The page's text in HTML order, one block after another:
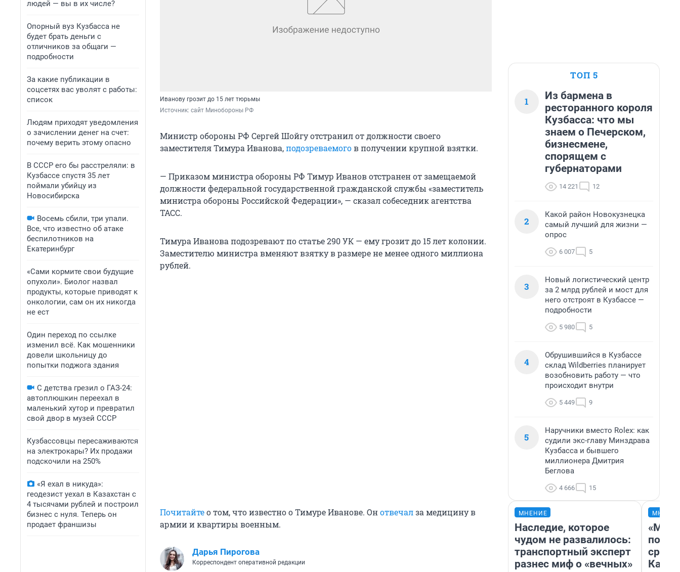
людей — вы в их числе?
Опорный вуз Кузбасса не
будет брать деньги с
отличников за общаги —
подробности
За какие публикации в
соцсетях вас уволят с работы:
список
Людям приходят уведомления
о зачислении денег на счет:
почему верить этому опасно
В СССР его бы расстреляли: в
Кузбассе спустя 35 лет
поймали убийцу из
Новосибирска
Восемь сбили, три упали.
Все, что известно об атаке
беспилотников на
Екатеринбург
«Сами кормите свои будущие
опухоли». Биолог назвал
продукты, которые приводят к
онкологии, сам он их никогда
не ест
Один переход по ссылке
изменил всё. Как мошенники
довели школьницу до
попытки поджога здания
С детства грезил о ГАЗ-24:
автоплюшкин переехал в
маленький хутор и превратил
свой двор в музей СССР
Кузбассовцы пересаживаются
на электрокары? Их продажи
подскочили на 250%
«Я ехал в никуда»:
геодезист уехал в Казахстан с
4 тысячами рублей и построил
бизнес с нуля. Теперь он
продает франшизы
Иванову грозит до 15 лет тюрьмы
Источник: сайт Минобороны РФ
Министр обороны РФ Сергей Шойгу отстранил от должности своего
заместителя Тимура Иванова,подозреваемогов получении крупной взятки.
— Приказом министра обороны РФ Тимур Иванов отстранен от замещаемой
должности федеральной государственной гражданской службы «заместитель
министра обороны Российской Федерации», — сказал собеседник агентства
ТАСС.
Тимура Иванова подозревают по статье 290 УК — ему грозит до 15 лет колонии.
Заместителю министра вменяют взятку в размере не менее одного миллиона
рублей.
Почитайтео том, что известно о Тимуре Иванове. Онотвечалза медицину в
армии и квартиры военным.
Дарья Пирогова
Корреспондент оперативной редакции
ТОП 5
1
Из бармена в
ресторанного короля
Кузбасса: что мы
знаем о Печерском,
бизнесмене,
спорящем с
губернаторами
14 221 12
2
Какой район Новокузнецка
самый лучший для жизни —
опрос
6 007 5
3
Новый логистический центр
за 2 млрд рублей и мост для
него отстроят в Кузбассе —
подробности
5 980 5
4
Обрушившийся в Кузбассе
склад Wildberries планирует
возобновить работу — что
происходит внутри
5 449 9
5
Наручники вместо Rolex: как
судили экс-главу Минздрава
Кузбасса и бывшего
миллионера Дмитрия
Беглова
4 666 15
МНЕНИЕ
Наследие, которое
чудом не развалилось:
транспортный эксперт
разнес миф о «вечных»